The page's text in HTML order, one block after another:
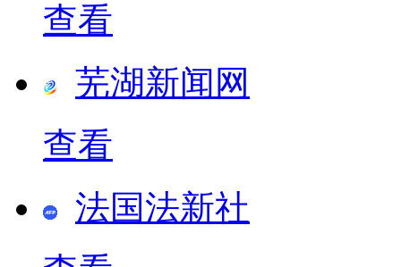
查看
芜湖新闻网
查看
法国法新社